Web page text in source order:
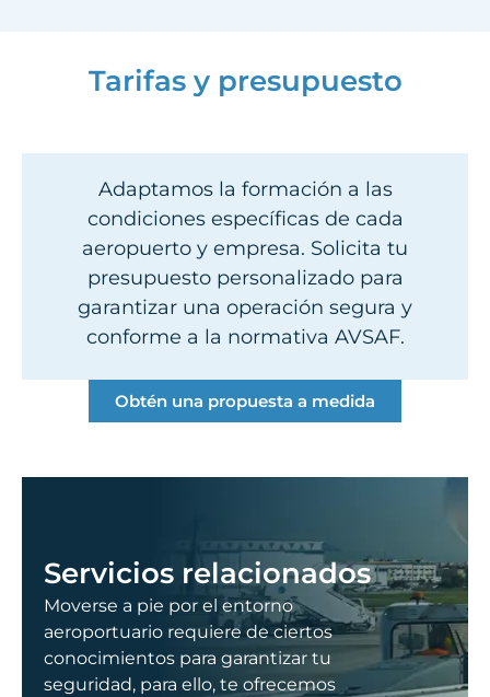
Tarifas y presupuesto
Adaptamos la formación a las
condiciones específicas de cada
aeropuerto y empresa. Solicita tu
presupuesto personalizado para
garantizar una operación segura y
conforme a la normativa AVSAF.
Obtén una propuesta a medida
Servicios relacionados
Moverse a pie por el entorno
aeroportuario requiere de ciertos
conocimientos para garantizar tu
seguridad, para ello, te ofrecemos